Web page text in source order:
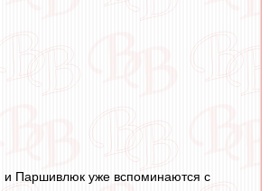
и Паршивлюк уже вспоминаются с